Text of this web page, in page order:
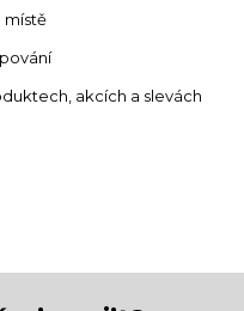
místě
akcích a slevách